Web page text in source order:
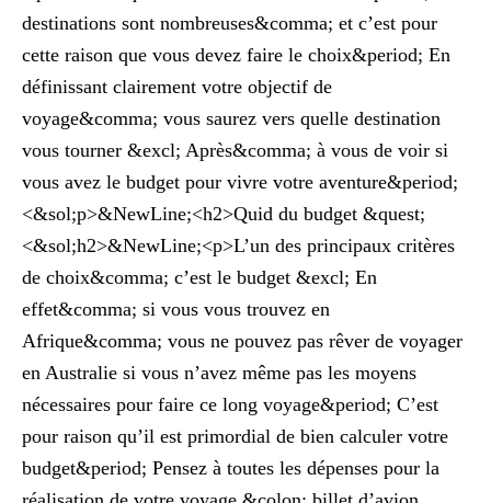
destinations sont nombreuses&comma; et c’est pour
cette raison que vous devez faire le choix&period; En
définissant clairement votre objectif de
voyage&comma; vous saurez vers quelle destination
vous tourner &excl; Après&comma; à vous de voir si
vous avez le budget pour vivre votre aventure&period;
<&sol;p>&NewLine;<h2>Quid du budget &quest;
<&sol;h2>&NewLine;<p>L’un des principaux critères
de choix&comma; c’est le budget &excl; En
effet&comma; si vous vous trouvez en
Afrique&comma; vous ne pouvez pas rêver de voyager
en Australie si vous n’avez même pas les moyens
nécessaires pour faire ce long voyage&period; C’est
pour raison qu’il est primordial de bien calculer votre
budget&period; Pensez à toutes les dépenses pour la